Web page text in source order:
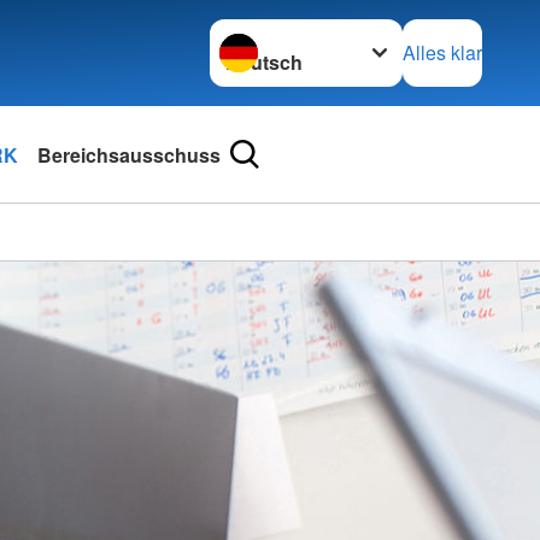
Sprache wechseln zu
Alles klar
Bereichsausschuss